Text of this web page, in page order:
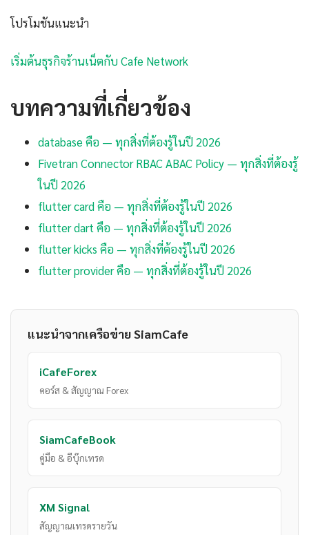
โปรโมชันแนะนำ
เริ่มต้นธุรกิจร้านเน็ตกับ Cafe Network
บทความที่เกี่ยวข้อง
database คือ — ทุกสิ่งที่ต้องรู้ในปี 2026
Fivetran Connector RBAC ABAC Policy — ทุกสิ่งที่ต้องรู้
ในปี 2026
flutter card คือ — ทุกสิ่งที่ต้องรู้ในปี 2026
flutter dart คือ — ทุกสิ่งที่ต้องรู้ในปี 2026
flutter kicks คือ — ทุกสิ่งที่ต้องรู้ในปี 2026
flutter provider คือ — ทุกสิ่งที่ต้องรู้ในปี 2026
แนะนำจากเครือข่าย SiamCafe
iCafeForex
คอร์ส & สัญญาณ Forex
SiamCafeBook
คู่มือ & อีบุ๊กเทรด
XM Signal
สัญญาณเทรดรายวัน